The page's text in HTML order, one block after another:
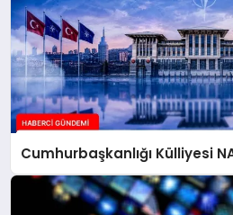
Cumhurbaşkanlığı Külliyesi